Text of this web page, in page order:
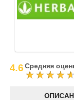
4.6Средняя